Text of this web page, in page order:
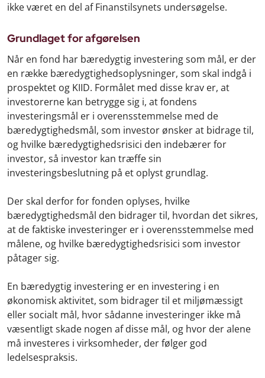
ikke været en del af Finanstilsynets undersøgelse.
Grundlaget for afgørelsen
Når en fond har bæredygtig investering som mål, er der
en række bæredygtighedsoplysninger, som skal indgå i
prospektet og KIID. Formålet med disse krav er, at
investorerne kan betrygge sig i, at fondens
investeringsmål er i overensstemmelse med de
bæredygtighedsmål, som investor ønsker at bidrage til,
og hvilke bæredygtighedsrisici den indebærer for
investor, så investor kan træffe sin
investeringsbeslutning på et oplyst grundlag.
Der skal derfor for fonden oplyses, hvilke
bæredygtighedsmål den bidrager til, hvordan det sikres,
at de faktiske investeringer er i overensstemmelse med
målene, og hvilke bæredygtighedsrisici som investor
påtager sig.
En bæredygtig investering er en investering i en
økonomisk aktivitet, som bidrager til et miljømæssigt
eller socialt mål, hvor sådanne investeringer ikke må
væsentligt skade nogen af disse mål, og hvor der alene
må investeres i virksomheder, der følger god
ledelsespraksis.